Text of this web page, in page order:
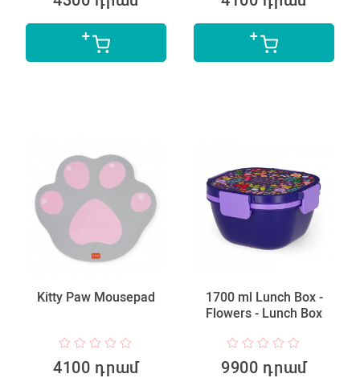
Kitty Paw Mousepad
4100 դրամ
1700 ml Lunch Box -
Flowers - Lunch Box
9900 դրամ